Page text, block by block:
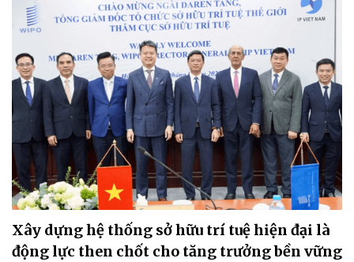
Xây dựng hệ thống sở hữu trí tuệ hiện đại là
động lực then chốt cho tăng trưởng bền vững